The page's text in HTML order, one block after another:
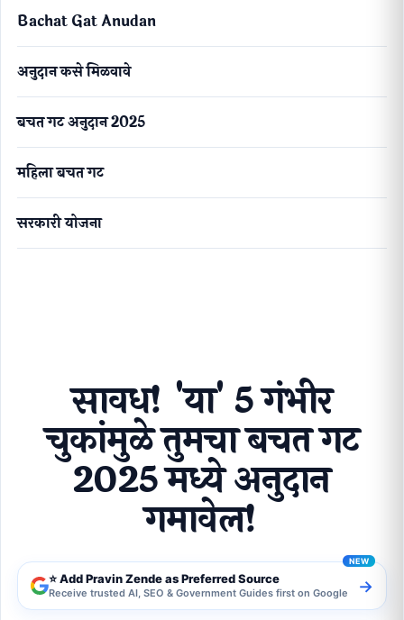
Bachat Gat Anudan
अनुदान कसे मिळवावे
बचत गट अनुदान 2025
महिला बचत गट
सरकारी योजना
सावध! 'या' 5 गंभीर
चुकांमुळे तुमचा बचत गट
2025 मध्ये अनुदान
गमावेल!
⭐ Add Pravin Zende as Preferred Source
Receive trusted AI, SEO & Government Guides first on Google →